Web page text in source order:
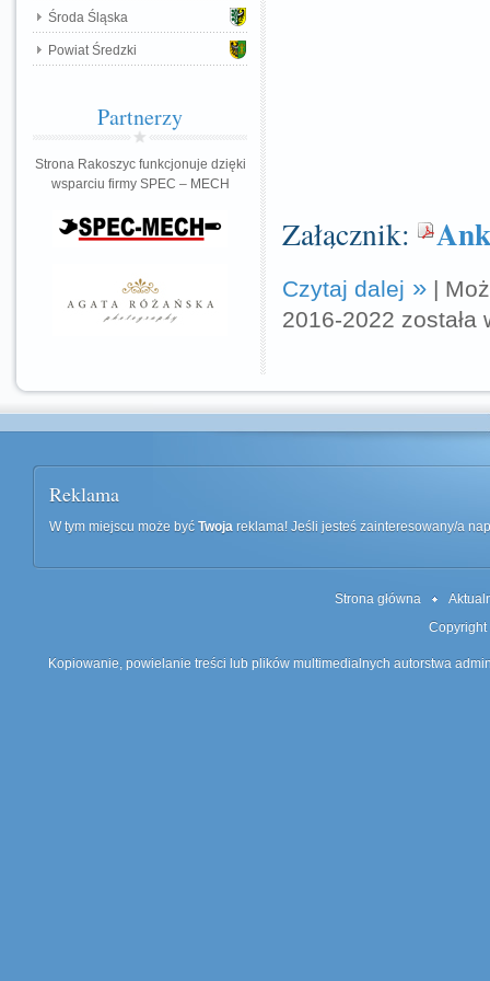
Załącznik:
Czytaj dalej |
2016-2022 została
Środa Śląska
Powiat Średzki
Partnerzy
Strona Rakoszyc funkcjonuje dzięki
wsparciu firmy SPEC – MECH
Reklama
W tym miejscu może być Twoja reklama! Jeśli jesteś zainteresowany/a
Strona główna
Kopiowanie, powielanie treści lub plików multimedialnych autorstwa